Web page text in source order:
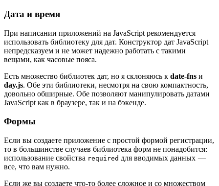
Дата и время
При написании приложений на JavaScript рекомендуется
использовать библиотеку для дат. Конструктор дат JavaScript
непредсказуем и не может надежно работать с такими
вещами, как часовые пояса.
Есть множество библиотек дат, но я склоняюсь к date-fns и
day.js. Обе эти библиотеки, несмотря на свою компактность,
довольно обширные. Обе позволяют манипулировать датами
JavaScript как в браузере, так и на бэкенде.
Формы
Если вы создаете приложение с простой формой регистрации,
то в большинстве случаев библиотека форм не понадобится:
использование свойства required для вводимых данных —
все, что вам нужно.
Если же вы создаете что-то более сложное и со множеством